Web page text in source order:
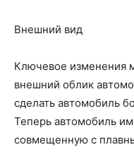
Внешний вид
Ключевое изменения
внешний облик
сделать автомобиль
Теперь автомобиль
совмещенную с